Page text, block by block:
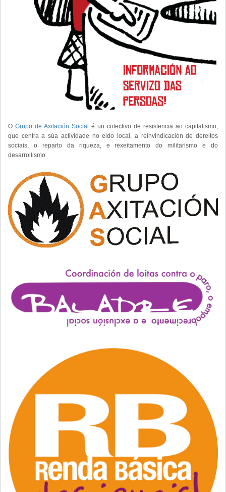
O Grupo de Axitación Social é un colectivo de resistencia ao capitalismo,
que centra a súa actividade no eido local, a reinvindicación de dereitos
sociais, o reparto da riqueza, e rexeitamento do militarismo e do
desarrollismo.